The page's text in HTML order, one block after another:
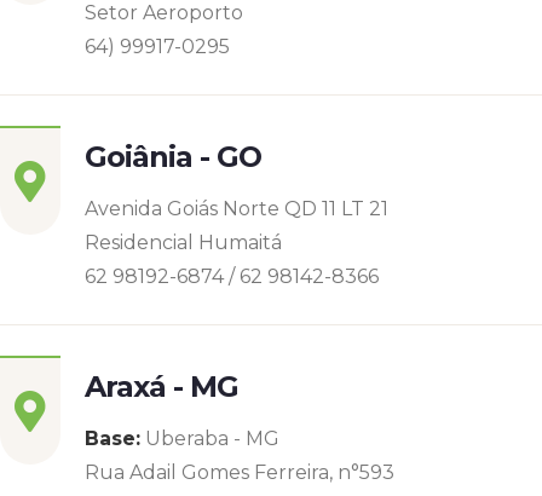
Setor Aeroporto
64) 99917-0295
Goiânia - GO
Avenida Goiás Norte QD 11 LT 21
Residencial Humaitá
62 98192-6874 / 62 98142-8366
Araxá - MG
Base: Uberaba - MG
Rua Adail Gomes Ferreira, n°593